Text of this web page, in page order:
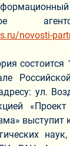
novosti-
ул.
«Проект
выступит